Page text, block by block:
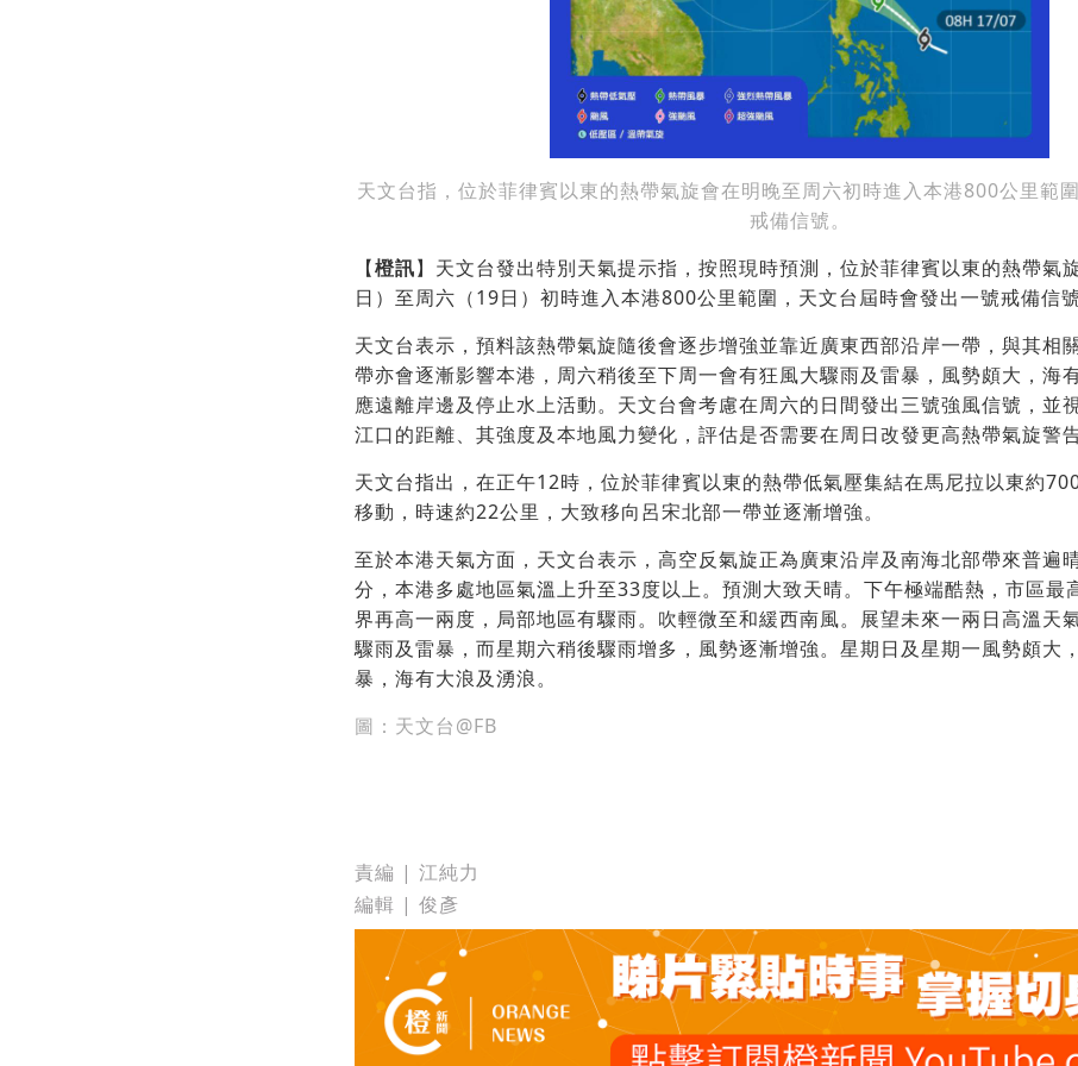
天文台指，位於菲律賓以東的熱帶氣旋會在明晚至周六初時進入本港800公里範
戒備信號。
【橙訊】天文台發出特別天氣提示指，按照現時預測，位於菲律賓以東的熱帶氣
日）至周六（19日）初時進入本港800公里範圍，天文台屆時會發出一號戒備信號
天文台表示，預料該熱帶氣旋隨後會逐步增強並靠近廣東西部沿岸一帶，與其相
帶亦會逐漸影響本港，周六稍後至下周一會有狂風大驟雨及雷暴，風勢頗大，海
應遠離岸邊及停止水上活動。天文台會考慮在周六的日間發出三號強風信號，並
江口的距離、其強度及本地風力變化，評估是否需要在周日改發更高熱帶氣旋警告
天文台指出，在正午12時，位於菲律賓以東的熱帶低氣壓集結在馬尼拉以東約
移動，時速約22公里，大致移向呂宋北部一帶並逐漸增強。
至於本港天氣方面，天文台表示，高空反氣旋正為廣東沿岸及南海北部帶來普遍
分，本港多處地區氣溫上升至33度以上。預測大致天晴。下午極端酷熱，市區最
界再高一兩度，局部地區有驟雨。吹輕微至和緩西南風。展望未來一兩日高溫天
驟雨及雷暴，而星期六稍後驟雨增多，風勢逐漸增強。星期日及星期一風勢頗大
暴，海有大浪及湧浪。
圖：天文台@FB
責編 | 江純力
編輯 | 俊彥